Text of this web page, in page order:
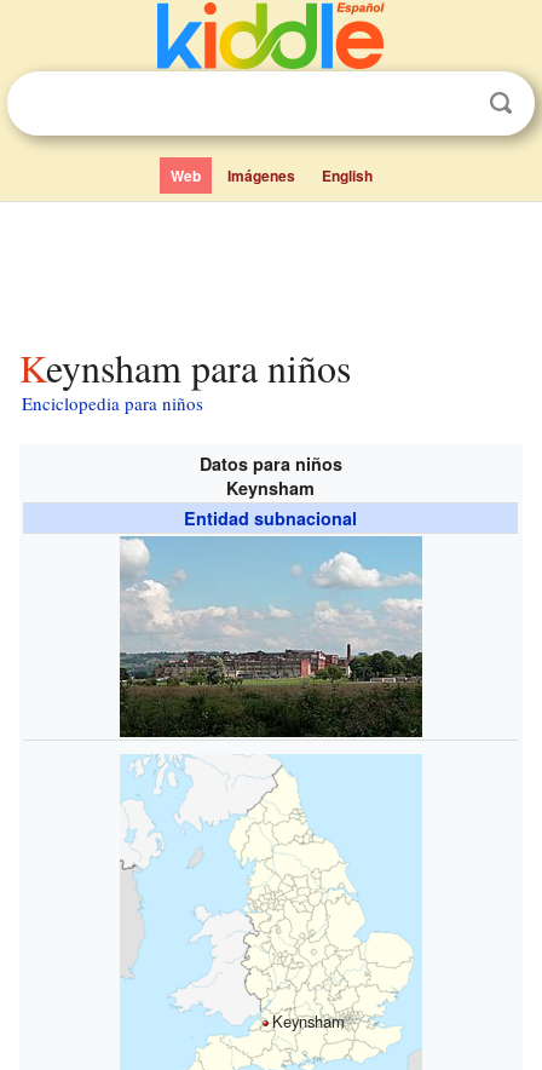
Web Imágenes English
Keynsham para niños
Enciclopedia para niños
Datos para niños
Keynsham
Entidad subnacional
Keynsham